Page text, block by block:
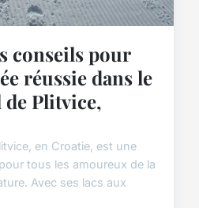
conseils pour
réussie dans le
Plitvice,
en Croatie, est une
tous les amoureux de la
Avec ses lacs aux